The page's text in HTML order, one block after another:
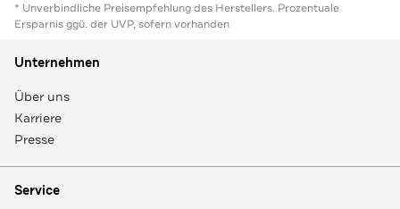
* Unverbindliche Preisempfehlung des Herstellers. Prozentuale
Ersparnis ggü. der UVP, sofern vorhanden
Unternehmen
Über uns
Karriere
Presse
Service